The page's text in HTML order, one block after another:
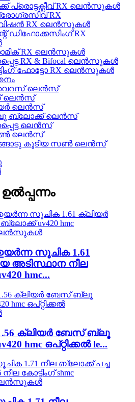
RX ലെൻസുകൾ
RX
വിഷൻ RX ലെൻസുകൾ
ഡിഫോക്കസിംഗ് RX
RX ലെൻസുകൾ
RX & Bifocal ലെൻസുകൾ
ഫോട്ടോ RX ലെൻസുകൾ
ലെൻസ്
ലെൻസ്
ലെൻസ്
ലെൻസ്
ലെൻസ്
ലെൻസ്
കൂടിയ സൺ ലെൻസ്
സൂചിക 1.61
അടിസ്ഥാന നീല
hmc...
ക്ലിയർ ബേസ് ബ്ലൂ
hmc ഒപ്റ്റിക്കൽ le...